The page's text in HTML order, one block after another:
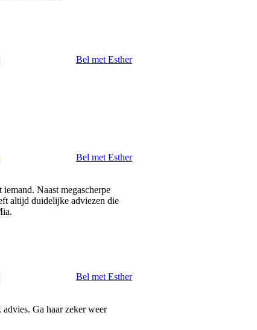
Bel met Esther
Bel met Esther
Naast megascherpe
altijd duidelijke adviezen die
Bel met Esther
Ga haar zeker weer